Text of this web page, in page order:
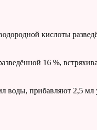
кислоты
16 %,
воды, прибавляют 2,5 мл